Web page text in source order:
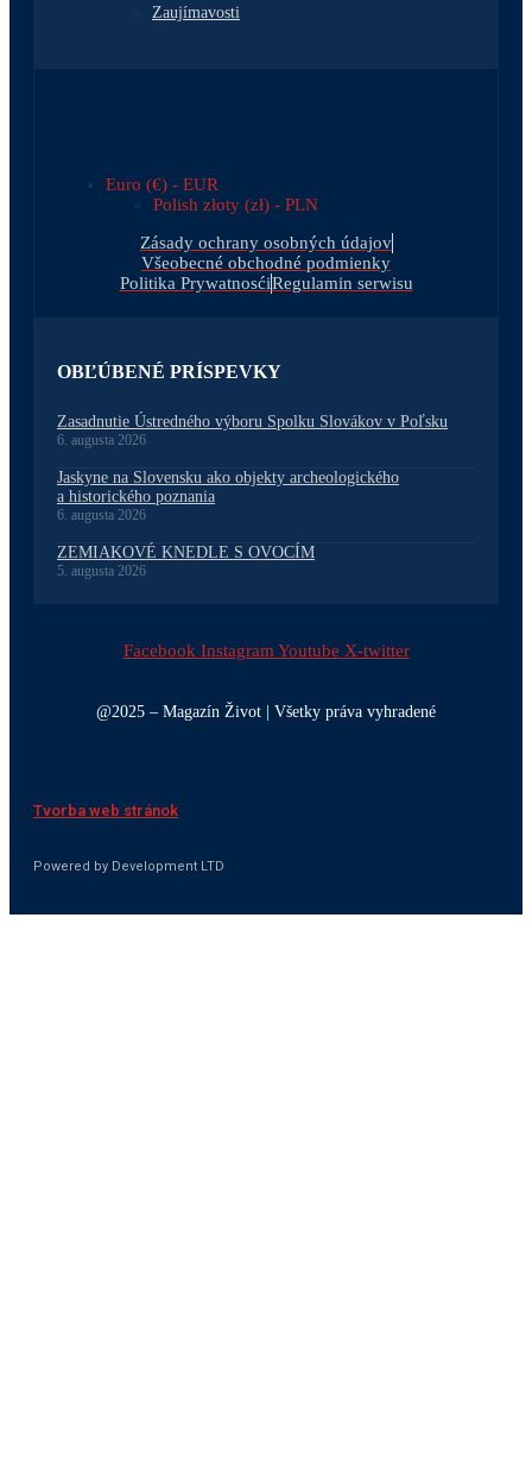
Zaujímavosti
Euro (€) - EUR
Polish złoty (zł) - PLN
Zásady ochrany osobných údajov
Všeobecné obchodné podmienky
Politika PrywatnosćiRegulamin serwisu
OBĽÚBENÉ PRÍSPEVKY
Zasadnutie Ústredného výboru Spolku Slovákov v Poľsku
6. augusta 2026
Jaskyne na Slovensku ako objekty archeologického
a historického poznania
6. augusta 2026
ZEMIAKOVÉ KNEDLE S OVOCÍM
5. augusta 2026
Facebook Instagram Youtube X-twitter
@2025 – Magazín Život | Všetky práva vyhradené
Tvorba web stránok
Powered by Development LTD